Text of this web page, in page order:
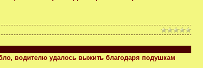
водителю удалось выжить благодаря подушкам